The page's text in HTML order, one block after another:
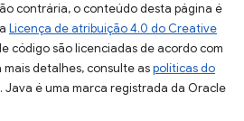
contrária, o conteúdo desta página é
Licença de atribuição 4.0 do Creative
código são licenciadas de acordo com
mais detalhes, consulte aspolíticas do
. Java é uma marca registrada da Oracle